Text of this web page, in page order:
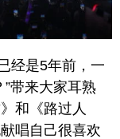
经是5年前，一
带来大家耳熟
和《路过人
唱自己很喜欢